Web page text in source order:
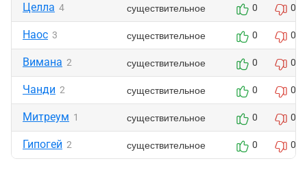
Целла 4 существительное 0 0
Наос 3 существительное 0 0
Вимана 2 существительное 0 0
Чанди 2 существительное 0 0
Митреум 1 существительное 0 0
Гипогей 2 существительное 0 0